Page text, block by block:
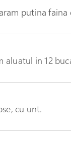
putina faina
aluatul in 12
cu unt.